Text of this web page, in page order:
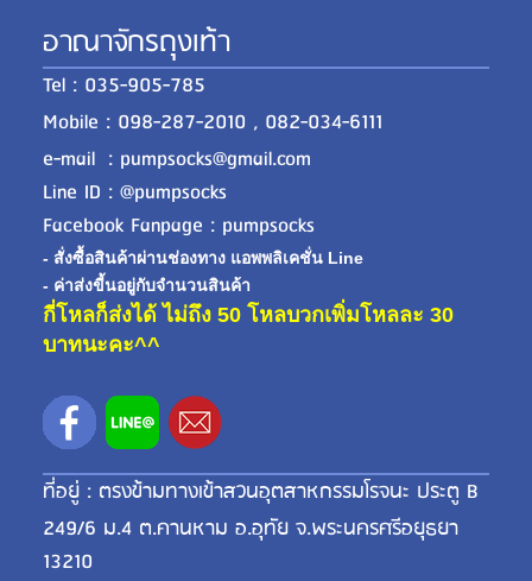
อาณาจักรถุงเท้า
Tel : 035-905-785
Mobile : 098-287-2010 , 082-034-6111
e-mail : pumpsocks@gmail.com
Line ID : @pumpsocks
Facebook Fanpage : pumpsocks
- สั่งซื้อสินค้าผ่านช่องทาง แอพพลิเคชั่น Line
- ค่าส่งขี้นอยู่กับจำนวนสินค้า
กี่โหลก็ส่งได้ ไม่ถึง 50 โหลบวกเพิ่มโหลละ 30
บาทนะคะ^^
ที่อยู่ : ตรงข้ามทางเข้าสวนอุตสาหกรรมโรจนะ ประตู B
249/6 ม.4 ต.คานหาม อ.อุทัย จ.พระนครศรีอยุธยา
13210